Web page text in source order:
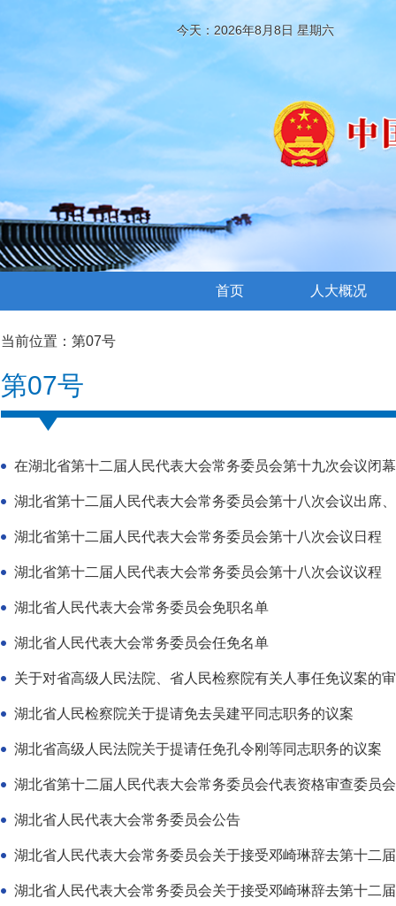
今天：2026年8月8日 星期六
首页 人大概况
当前位置： 第07号
第07号
在湖北省第十二届人民代表大会常务委员会第十九次会议闭
湖北省第十二届人民代表大会常务委员会第十八次会议出席
湖北省第十二届人民代表大会常务委员会第十八次会议日程
湖北省第十二届人民代表大会常务委员会第十八次会议议程
湖北省人民代表大会常务委员会免职名单
湖北省人民代表大会常务委员会任免名单
关于对省高级人民法院、省人民检察院有关人事任免议案的
湖北省人民检察院关于提请免去吴建平同志职务的议案
湖北省高级人民法院关于提请任免孔令刚等同志职务的议案
湖北省第十二届人民代表大会常务委员会代表资格审查委员
湖北省人民代表大会常务委员会公告
湖北省人民代表大会常务委员会关于接受邓崎琳辞去第十二
湖北省人民代表大会常务委员会关于接受邓崎琳辞去第十二